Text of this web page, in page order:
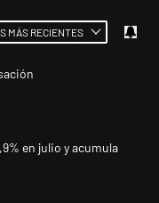
MÁS RECIENTES
comentarios en los últimos
en CABA marcó
en julio y acumula